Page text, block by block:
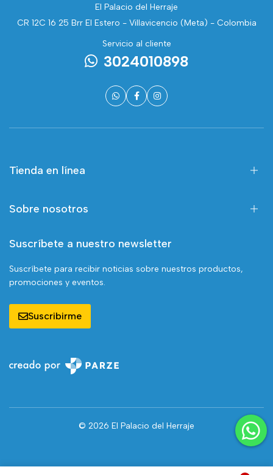
El Palacio del Herraje
CR 12C 16 25 Brr El Estero - Villavicencio (Meta) - Colombia
Servicio al cliente
3024010898
Tienda en línea
Sobre nosotros
Suscríbete a nuestro newsletter
Suscríbete para recibir noticias sobre nuestros productos,
promociones y eventos.
Suscribirme
© 2026 El Palacio del Herraje